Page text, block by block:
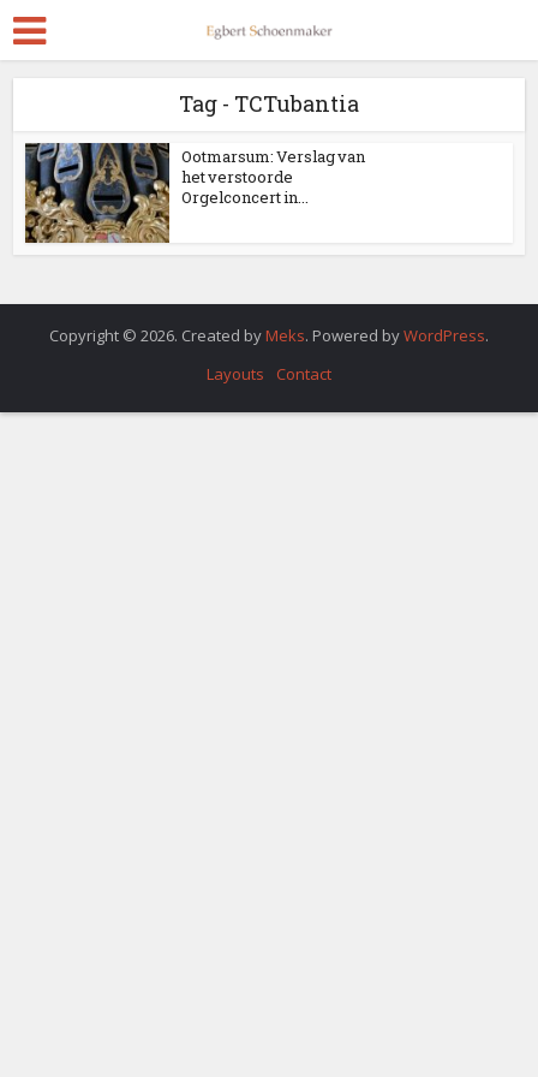
Tag - TCTubantia
Ootmarsum: Verslag van
het verstoorde
Orgelconcert in...
Copyright © 2026. Created by Meks. Powered byWordPress.
Layouts
Contact